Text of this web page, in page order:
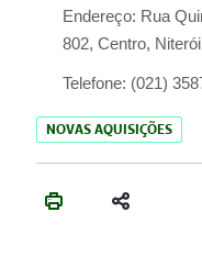
Endereço: Rua
802, Centro,
Telefone: (021)
NOVAS AQUISIÇÕES